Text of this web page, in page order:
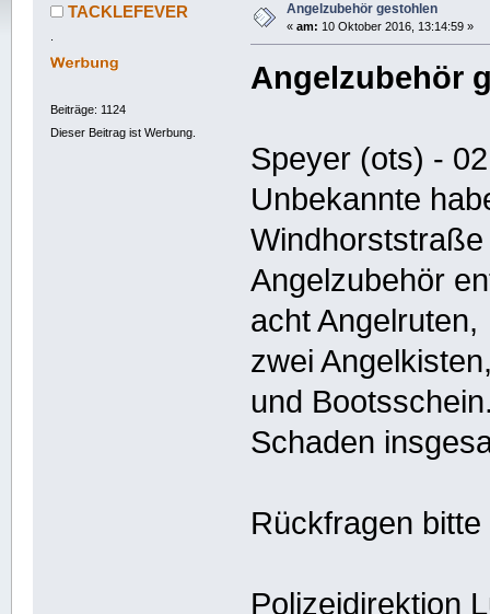
TACKLEFEVER
Beiträge: 1124
Dieser Beitrag ist Werbung.
Angelzubehör gestohlen
« am: 10 Oktober 2016, 13:14:59 »
Angelzubehör
Speyer (ots) -
Unbekannte
Windhorststraße
Angelzubehör
acht Angelruten,
zwei
und
Schaden
Rückfragen bitte
Polizeidirektion